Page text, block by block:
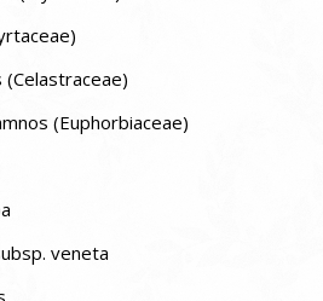
(Celastraceae)
(Euphorbiaceae)
veneta